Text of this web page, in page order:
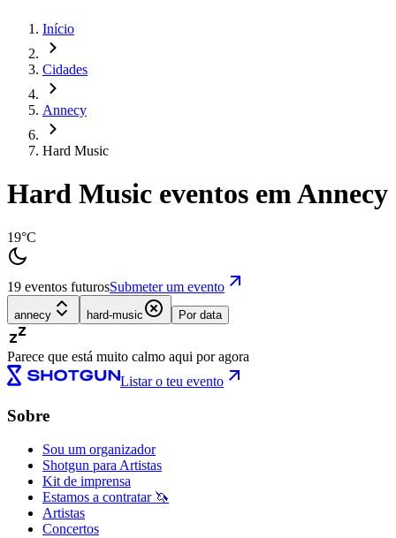
Início
Cidades
Annecy
Hard Music
Hard Music eventos em Annecy
19°C
19 eventos futurosSubmeter um evento
annecy hard-music Por data
Parece que está muito calmo aqui por agora
Listar o teu evento
Sobre
Sou um organizador
Shotgun para Artistas
Kit de imprensa
Estamos a contratar 🦄
Artistas
Concertos